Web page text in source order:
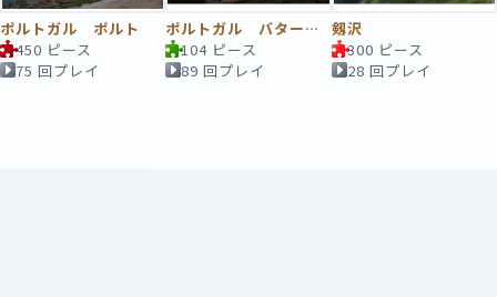
ポルトガル ポルト
450 ピース
75 回プレイ
ポルトガル バターリャ サンタ・マリア修道院 世界遺産
104 ピース
89 回プレイ
剱沢
300 ピース
28 回プレイ